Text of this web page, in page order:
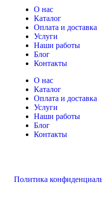
О нас
Каталог
Оплата и доставка
Услуги
Наши работы
Блог
Контакты
О нас
Каталог
Оплата и доставка
Услуги
Наши работы
Блог
Контакты
Политика